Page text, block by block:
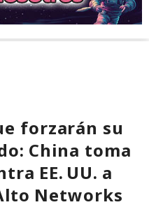
forzarán su
China toma
EE. UU. a
Networks